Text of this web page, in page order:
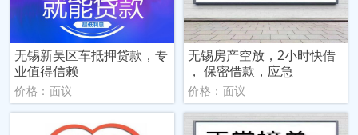
无锡新吴区车抵押贷款，专
业值得信赖
价格：面议
无锡房产空放，2小时快借
， 保密借款，应急
价格：面议